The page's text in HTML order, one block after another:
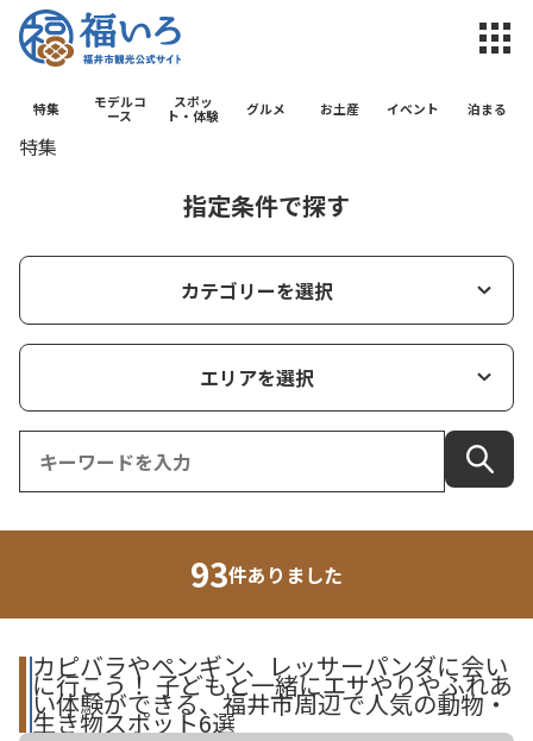
福井市観光
特集
モデルコ
ース
スポッ
ト・体験
グルメ お土産 イベント 泊まる
特集
指定条件で探す
カテゴリーを選択
エリアを選択
93件ありました
カピバラやペンギン、レッサーパンダに会い
に行こう！ 子どもと一緒にエサやりやふれあ
い体験ができる、福井市周辺で人気の動物・
生き物スポット6選